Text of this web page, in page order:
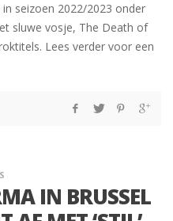
seizoen 2022/2023 onder
sluwe vosje, The Death of
Lees verder voor een
IN BRUSSEL